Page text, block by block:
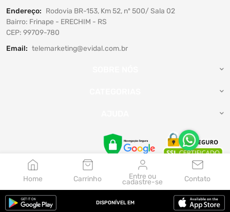
Home Carrinho Entre ou
cadastre-se Contato
Endereço: Rodovia BR-153, Km 52, nº 500/ Sala 02
Bairro: Frinape - ERECHIM - RS
CEP: 99709-780
Email: telemarketing@evidal.com.br
DISPONÍVEL EM